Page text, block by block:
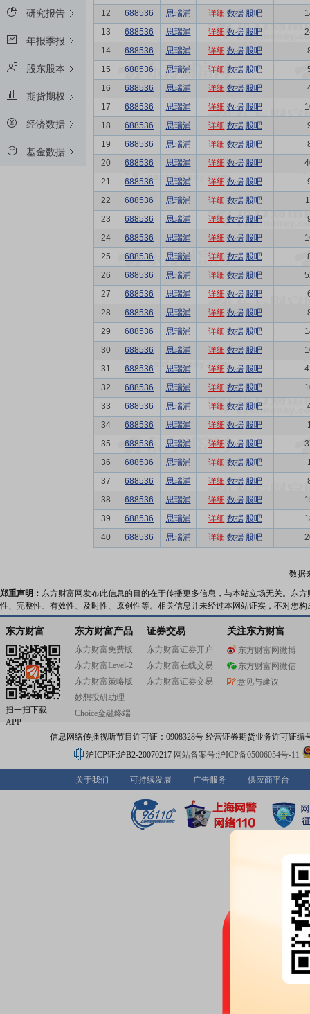
研究报告
年报季报
股东股本
期货期权
经济数据
基金数据
12
688536 思瑞浦 详细 数据 股吧
13
688536 思瑞浦 详细 数据 股吧
14
688536 思瑞浦 详细 数据 股吧
15
688536 思瑞浦 详细 数据 股吧
16
688536 思瑞浦 详细 数据 股吧
17
688536 思瑞浦 详细 数据 股吧
18
688536 思瑞浦 详细 数据 股吧
19
688536 思瑞浦 详细 数据 股吧
20
688536 思瑞浦 详细 数据 股吧
21
688536 思瑞浦 详细 数据 股吧
22
688536 思瑞浦 详细 数据 股吧
23
688536 思瑞浦 详细 数据 股吧
24
688536 思瑞浦 详细 数据 股吧
25
688536 思瑞浦 详细 数据 股吧
26
688536 思瑞浦 详细 数据 股吧
27
688536 思瑞浦 详细 数据 股吧
28
688536 思瑞浦 详细 数据 股吧
29
688536 思瑞浦 详细 数据 股吧
30
688536 思瑞浦 详细 数据 股吧
31
688536 思瑞浦 详细 数据 股吧
32
688536 思瑞浦 详细 数据 股吧
33
688536 思瑞浦 详细 数据 股吧
34
688536 思瑞浦 详细 数据 股吧
35
688536 思瑞浦 详细 数据 股吧
36
688536 思瑞浦 详细 数据 股吧
37
688536 思瑞浦 详细 数据 股吧
38
688536 思瑞浦 详细 数据 股吧
39
688536 思瑞浦 详细 数据 股吧
40
688536 思瑞浦 详细 数据 股吧
数据
郑重声明： 东方财富网发布此信息的目的在于传播更多信息，与本站立场无关。东
性、完整性、有效性、及时性、原创性等。相关信息并未经过本网站证实，不对您
东方财富
扫一扫下载
APP
东方财富产品
东方财富免费版
东方财富Level-2
东方财富策略版
妙想投研助理
Choice金融终端
证券交易
东方财富证券开户
东方财富在线交易
东方财富证券交易
关注东方财富
东方财富网微博
东方财富网微信
意见与建议
信息网络传播视听节目许可证：0908328号 经营证券期货业务许可证编
沪ICP证:沪B2-20070217 网站备案号:沪ICP备05006054号-11
关于我们 可持续发展 广告服务 供应商平台